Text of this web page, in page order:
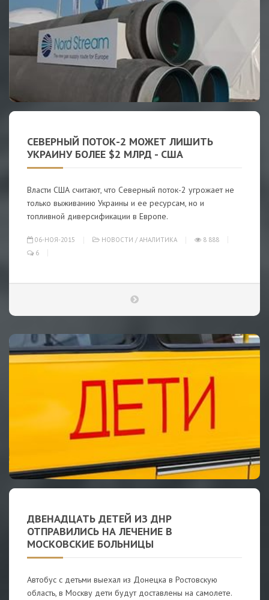
СЕВЕРНЫЙ ПОТОК-2 МОЖЕТ ЛИШИТЬ
УКРАИНУ БОЛЕЕ $2 МЛРД - США
Власти США считают, что Северный поток-2 угрожает не
только выживанию Украины и ее ресурсам, но и
топливной диверсификации в Европе.
06-НОЯ-2015 НОВОСТИ / АНАЛИТИКА
8 888
6
ДВЕНАДЦАТЬ ДЕТЕЙ ИЗ ДНР
ОТПРАВИЛИСЬ НА ЛЕЧЕНИЕ В
МОСКОВСКИЕ БОЛЬНИЦЫ
Автобус с детьми выехал из Донецка в Ростовскую
область, в Москву дети будут доставлены на самолете.